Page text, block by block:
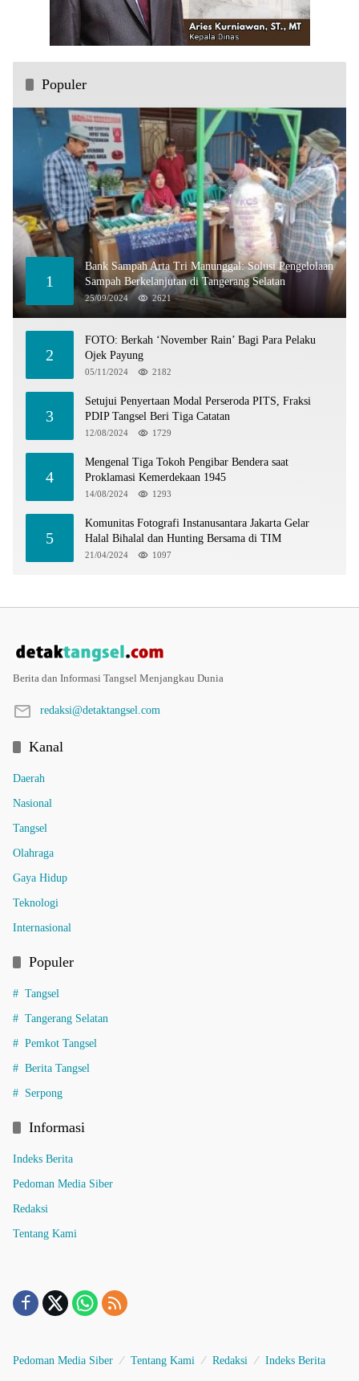
Populer
1
Bank Sampah Arta Tri Manunggal: Solusi Pengelolaan
Sampah Berkelanjutan di Tangerang Selatan
25/09/2024 2621
2
FOTO: Berkah ‘November Rain’ Bagi Para Pelaku
Ojek Payung
05/11/2024 2182
3
Setujui Penyertaan Modal Perseroda PITS, Fraksi
PDIP Tangsel Beri Tiga Catatan
12/08/2024 1729
4
Mengenal Tiga Tokoh Pengibar Bendera saat
Proklamasi Kemerdekaan 1945
14/08/2024 1293
5
Komunitas Fotografi Instanusantara Jakarta Gelar
Halal Bihalal dan Hunting Bersama di TIM
21/04/2024 1097
Berita dan Informasi Tangsel Menjangkau Dunia
redaksi@detaktangsel.com
Kanal
Daerah
Nasional
Tangsel
Olahraga
Gaya Hidup
Teknologi
Internasional
Populer
Tangsel
Tangerang Selatan
Pemkot Tangsel
Berita Tangsel
Serpong
Informasi
Indeks Berita
Pedoman Media Siber
Redaksi
Tentang Kami
Pedoman Media Siber Tentang Kami Redaksi Indeks Berita